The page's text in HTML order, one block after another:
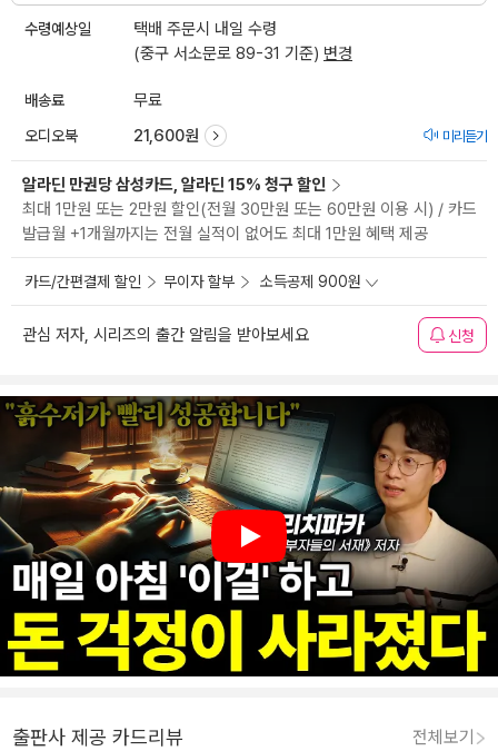
수령예상일
택배 주문시 내일 수령
(중구 서소문로 89-31 기준) 변경
배송료 무료
오디오북 21,600원 미리듣기
알라딘 만권당 삼성카드, 알라딘 15% 청구 할인
최대 1만원 또는 2만원 할인(전월 30만원 또는 60만원 이용 시) / 카드
발급월 +1개월까지는 전월 실적이 없어도 최대 1만원 혜택 제공
카드/간편결제 할인 무이자 할부 소득공제 900원
관심 저자, 시리즈의 출간 알림을 받아보세요 신청
Play
출판사 제공 카드리뷰 전체보기